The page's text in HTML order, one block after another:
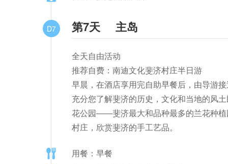
D7 第7天 主岛
全天自由活动
推荐自费：南迪文化斐济村庄半日游
早晨，在酒店享用完自助早餐后，由导游
充分您了解斐济的历史，文化和当地的风
花公园――斐济最大和品种最多的兰花种
村庄，欣赏斐济的手工艺品。
用餐：早餐